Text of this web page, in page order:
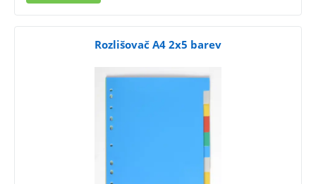
Rozlišovač A4 2x5 barev